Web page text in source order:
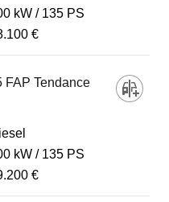
kW
135 PS
€
FAP Tendance
kW
135 PS
€